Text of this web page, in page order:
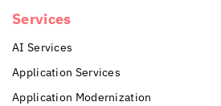
Services
AI Services
Application Services
Application Modernization